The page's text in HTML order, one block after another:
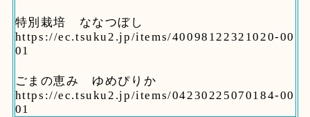
特別栽培 ななつぼし
https://ec.tsuku2.jp/items/40098122321020-00
01
ごまの恵み ゆめぴりか
https://ec.tsuku2.jp/items/04230225070184-00
01